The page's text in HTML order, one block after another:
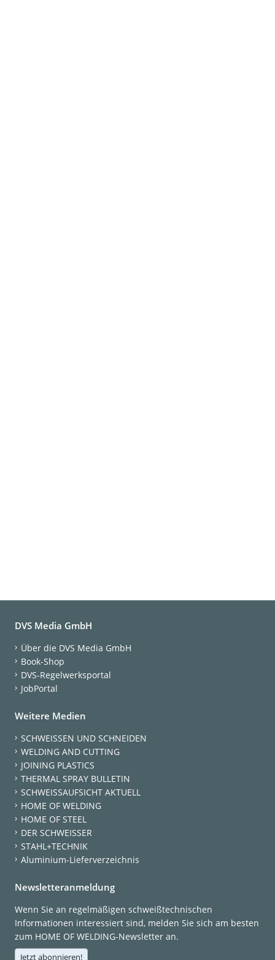
DVS Media GmbH
Über die DVS Media GmbH
Book-Shop
DVS-Regelwerksportal
JobPortal
Weitere Medien
SCHWEISSEN UND SCHNEIDEN
WELDING AND CUTTING
JOINING PLASTICS
THERMAL SPRAY BULLETIN
SCHWEISSAUFSICHT AKTUELL
HOME OF WELDING
HOME OF STEEL
DER SCHWEISSER
STAHL+TECHNIK
Aluminium-Lieferverzeichnis
Newsletteranmeldung
Wenn Sie an regelmäßigen schweißtechnischen
Informationen interessiert sind, melden Sie sich am besten
zum HOME OF WELDING-Newsletter an.
Jetzt abonnieren!